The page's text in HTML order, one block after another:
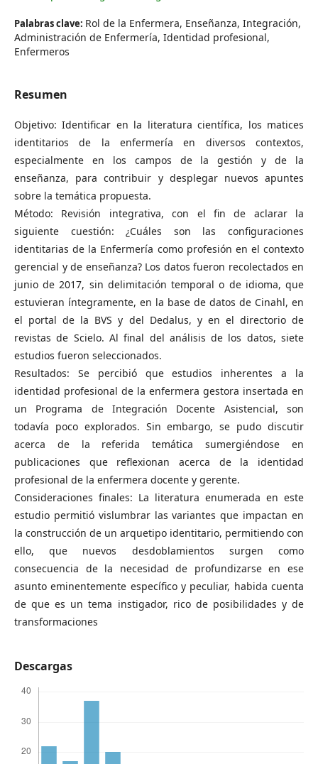
Palabras clave: Rol de la Enfermera, Enseñanza, Integración,
Administración de Enfermería, Identidad profesional,
Enfermeros
Resumen
Objetivo: Identificar en la literatura científica, los matices
identitarios de la enfermería en diversos contextos,
especialmente en los campos de la gestión y de la
enseñanza, para contribuir y desplegar nuevos apuntes
sobre la temática propuesta.
Método: Revisión integrativa, con el fin de aclarar la
siguiente cuestión: ¿Cuáles son las configuraciones
identitarias de la Enfermería como profesión en el contexto
gerencial y de enseñanza? Los datos fueron recolectados en
junio de 2017, sin delimitación temporal o de idioma, que
estuvieran íntegramente, en la base de datos de Cinahl, en
el portal de la BVS y del Dedalus, y en el directorio de
revistas de Scielo. Al final del análisis de los datos, siete
estudios fueron seleccionados.
Resultados: Se percibió que estudios inherentes a la
identidad profesional de la enfermera gestora insertada en
un Programa de Integración Docente Asistencial, son
todavía poco explorados. Sin embargo, se pudo discutir
acerca de la referida temática sumergiéndose en
publicaciones que reflexionan acerca de la identidad
profesional de la enfermera docente y gerente.
Consideraciones finales: La literatura enumerada en este
estudio permitió vislumbrar las variantes que impactan en
la construcción de un arquetipo identitario, permitiendo con
ello, que nuevos desdoblamientos surgen como
consecuencia de la necesidad de profundizarse en ese
asunto eminentemente específico y peculiar, habida cuenta
de que es un tema instigador, rico de posibilidades y de
transformaciones
Descargas